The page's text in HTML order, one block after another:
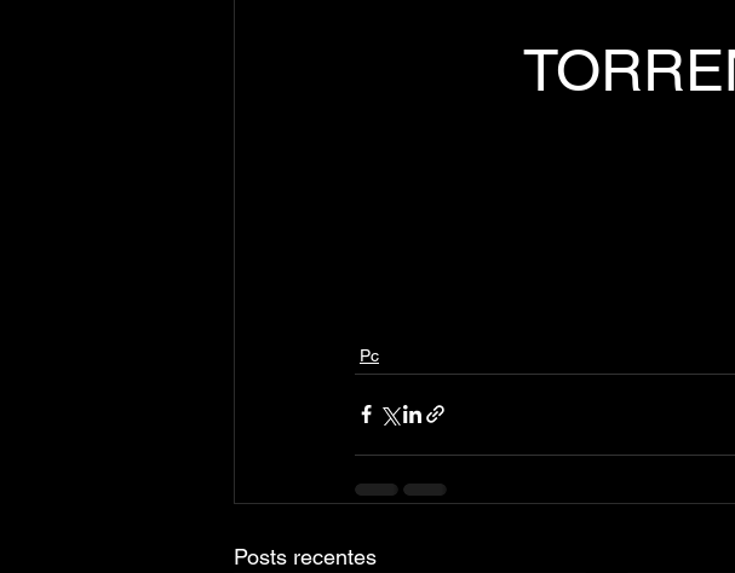
Pc
Posts recentes